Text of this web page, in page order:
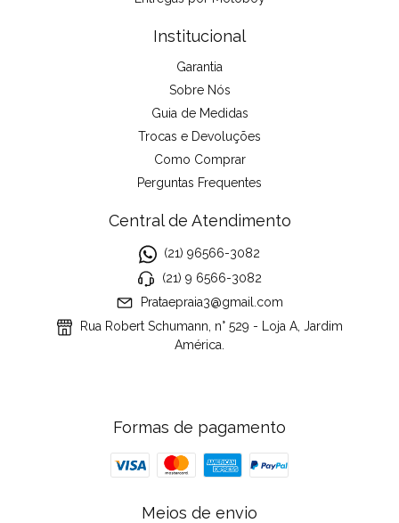
Institucional
Garantia
Sobre Nós
Guia de Medidas
Trocas e Devoluções
Como Comprar
Perguntas Frequentes
Central de Atendimento
(21) 96566-3082
(21) 9 6566-3082
Prataepraia3@gmail.com
Rua Robert Schumann, n° 529 - Loja A, Jardim
América.
Formas de pagamento
Meios de envio